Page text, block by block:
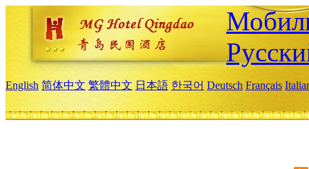
English 简体中文 繁體中文 日本語 한국어 Deutsch Français